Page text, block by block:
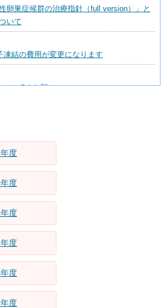
卵巣症候群の治療指針（full version）」と
いて
凍結の費用が変更になります
いてのお願い
する全国症例調査の結果と本邦における新
度
度
度
度
度
度